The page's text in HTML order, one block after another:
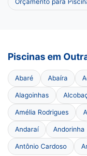
Piscinas em
Abaré Abaíra
Alagoinhas
Amélia Rodrigues
Andaraí Andorinha
Antônio Cardoso